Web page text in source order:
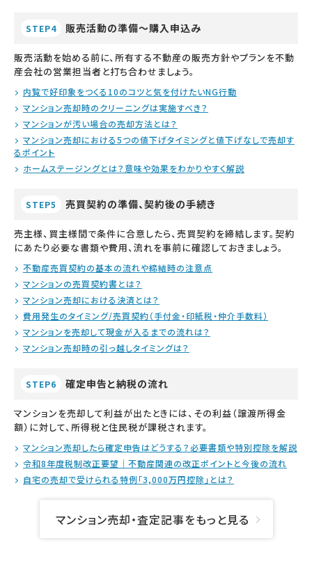
STEP4 販売活動の準備～購入申込み
販売活動を始める前に、所有する不動産の販売方針やプランを不動
産会社の営業担当者と打ち合わせましょう。
内覧で好印象をつくる10のコツと気を付けたいNG行動
マンション売却時のクリーニングは実施すべき？
マンションが汚い場合の売却方法とは？
マンション売却における5つの値下げタイミングと値下げなしで売却す
るポイント
ホームステージングとは？意味や効果をわかりやすく解説
STEP5 売買契約の準備、契約後の手続き
売主様、買主様間で条件に合意したら、売買契約を締結します。契約
にあたり必要な書類や費用、流れを事前に確認しておきましょう。
不動産売買契約の基本の流れや締結時の注意点
マンションの売買契約書とは？
マンション売却における決済とは？
費用発生のタイミング/売買契約（手付金・印紙税・仲介手数料）
マンションを売却して現金が入るまでの流れは？
マンション売却時の引っ越しタイミングは？
STEP6 確定申告と納税の流れ
マンションを売却して利益が出たときには、その利益（譲渡所得金
額）に対して、所得税と住民税が課税されます。
マンション売却したら確定申告はどうする？必要書類や特別控除を解説
令和8年度税制改正要望｜不動産関連の改正ポイントと今後の流れ
自宅の売却で受けられる特例「3,000万円控除」とは？
マンション売却・査定記事をもっと見る